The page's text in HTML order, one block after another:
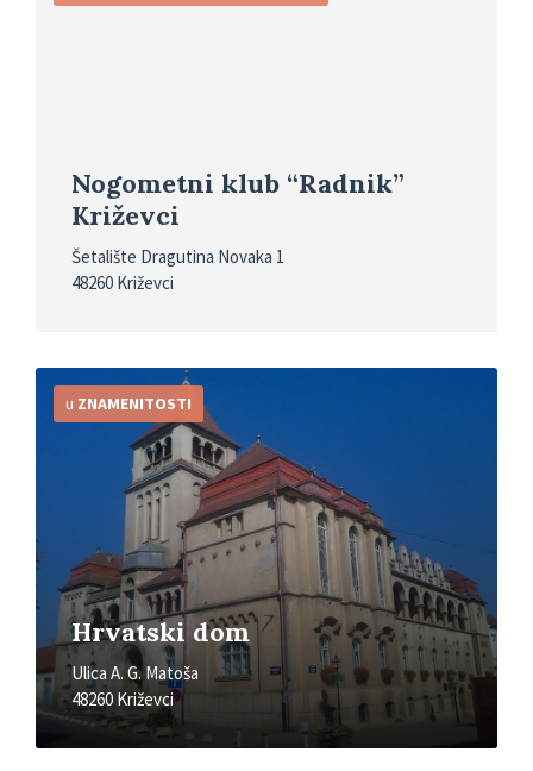
Nogometni klub “Radnik”
Križevci
Šetalište Dragutina Novaka 1
48260 Križevci
Hrvatski dom
Ulica A. G. Matoša
48260 Križevci
u ZNAMENITOSTI
Detaljnije